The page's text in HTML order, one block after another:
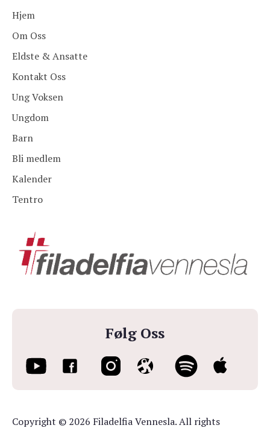
Følg Oss
Hjem
Om Oss
Eldste & Ansatte
Kontakt Oss
Ung Voksen
Ungdom
Barn
Bli medlem
Kalender
Tentro
Copyright © 2026 Filadelfia Vennesla. All rights